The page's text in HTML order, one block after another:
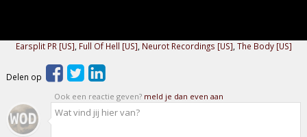
Earsplit PR [US] Full Of Hell [US] Neurot Recordings [US] The Body [US]
Delen op
Ook een reactie geven? meld je dan even aan